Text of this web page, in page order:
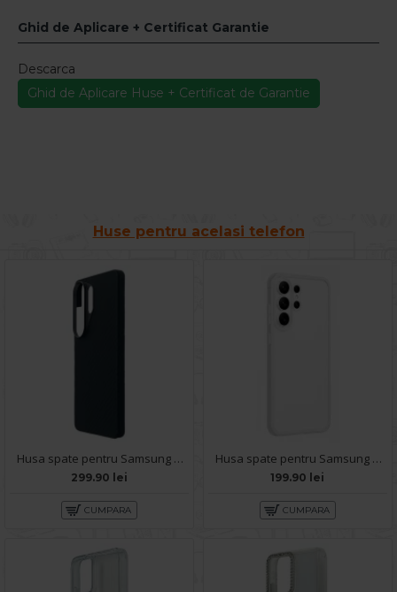
Ghid de Aplicare + Certificat Garantie
Descarca
Ghid de Aplicare Huse + Certificat de Garantie
Huse pentru acelasi telefon
Husa spate pentru Samsung Galaxy S26 Ultra Aramid Magsafe - Negru
299.90 lei
CUMPARA
Husa spate pentru Samsung Galaxy S26 Ultra Keephone SkinPro - Clear
199.90 lei
CUMPARA